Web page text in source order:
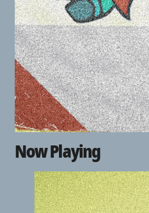
Now Playing